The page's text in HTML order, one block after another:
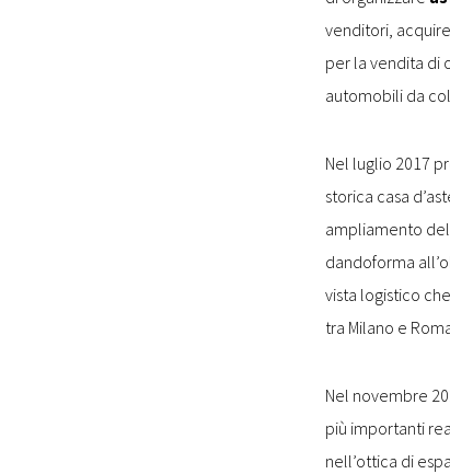
venditori,
per la vendita di
automobili da
Nel luglio 2017
storica casa
ampliamento
dandoforma
vista logistico
tra Milano e
Nel novembre
più importanti
nell’ottica di